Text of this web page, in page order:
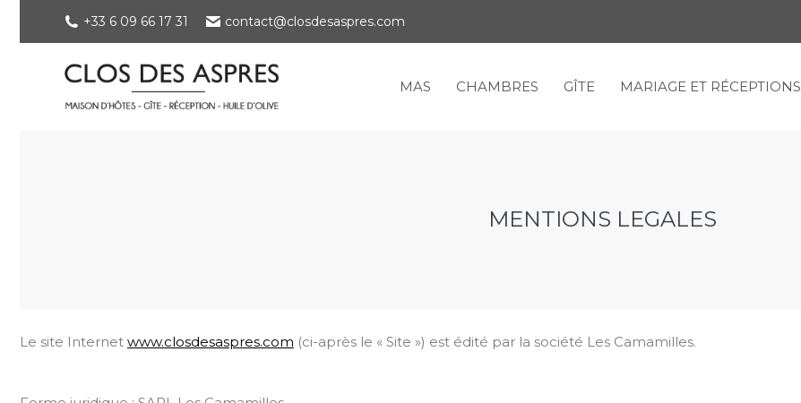
+33 6 09 66 17 31 contact@closdesaspres.com
MAS CHAMBRES GÎTE MARIAGE ET RÉCEPTIONS
MENTIONS LÉGALES
Le site Internet www.closdesaspres.com (ci-après le « Site ») est édité par la société Les Camamilles.